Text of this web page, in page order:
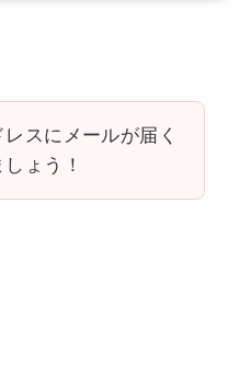
スにメールが届く
ょう！